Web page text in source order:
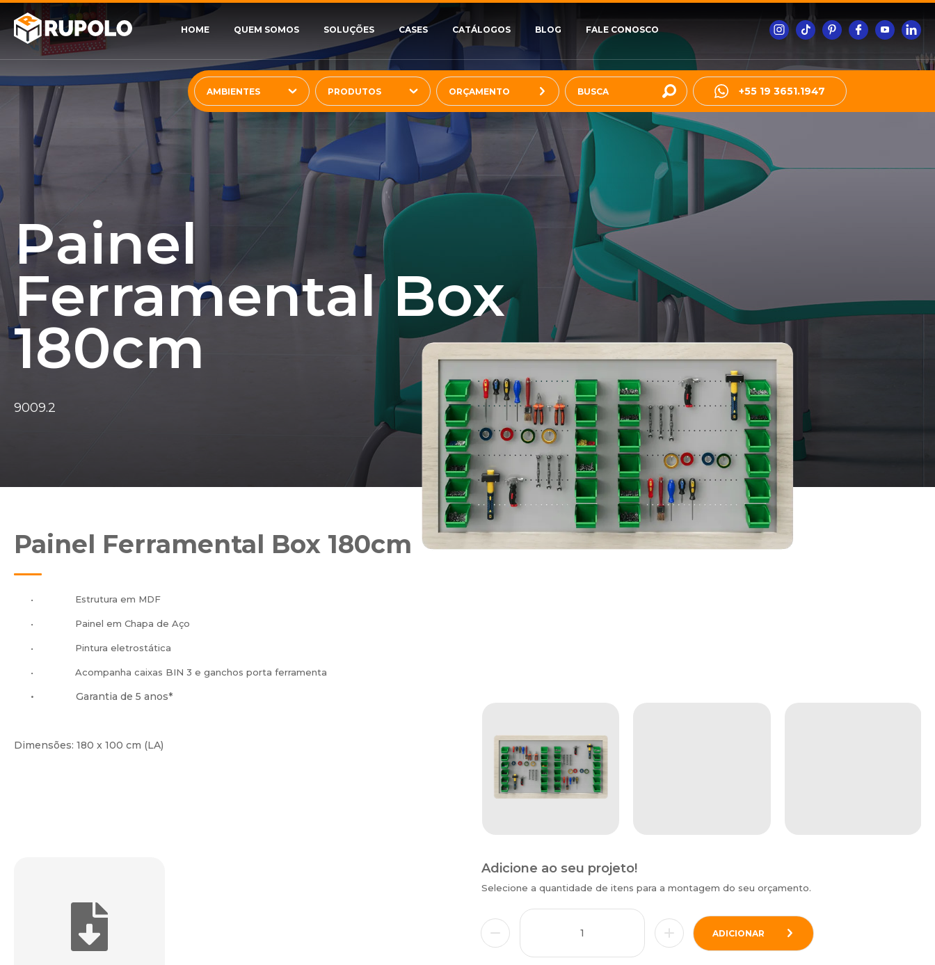
HOME QUEM SOMOS SOLUÇÕES CASES CATÁLOGOS BLOG FALE CONOSCO
AMBIENTES PRODUTOS ORÇAMENTO +55 19 3651.1947
Painel
Ferramental Box
180cm
9009.2
Painel Ferramental Box 180cm
• Estrutura em MDF
• Painel em Chapa de Aço
• Pintura eletrostática
• Acompanha caixas BIN 3 e ganchos porta ferramenta
• Garantia de 5 anos*
Dimensões: 180 x 100 cm (LA)
Adicione ao seu projeto!
Selecione a quantidade de itens para a montagem do seu orçamento.
ADICIONAR